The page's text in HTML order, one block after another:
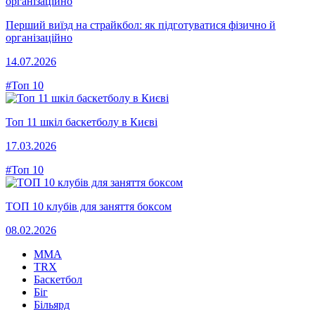
Перший виїзд на страйкбол: як підготуватися фізично й
організаційно
14.07.2026
#Топ 10
Топ 11 шкіл баскетболу в Києві
17.03.2026
#Топ 10
ТОП 10 клубів для заняття боксом
08.02.2026
MMA
TRX
Баскетбол
Біг
Більярд